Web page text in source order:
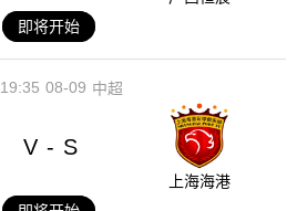
即将开始
08-09
19:35 中超
V - S
上海海港